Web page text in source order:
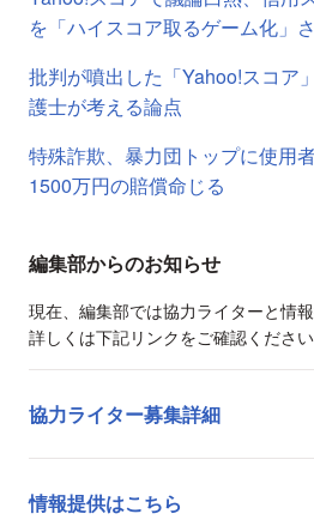
を「ハイスコア取るゲーム化」
批判が噴出した「Yahoo!スコア
護士が考える論点
特殊詐欺、暴力団トップに使用
1500万円の賠償命じる
編集部からのお知らせ
現在、編集部では協力ライターと情
詳しくは下記リンクをご確認ください
協力ライター募集詳細
情報提供はこちら